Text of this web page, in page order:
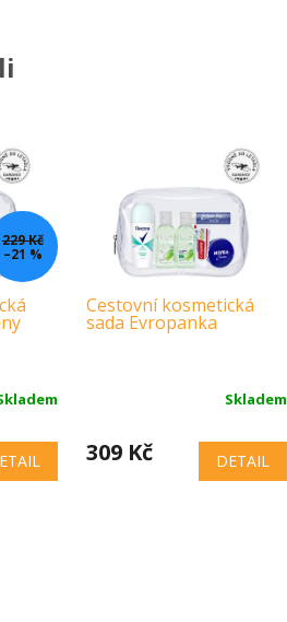
229 Kč
–21 %
Cestovní kosmetická
sada Evropanka
Skladem
309 Kč DETAIL